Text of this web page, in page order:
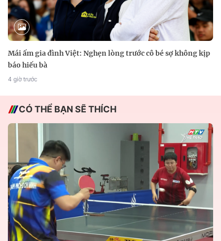
Mái ấm gia đình Việt: Nghẹn lòng trước cô bé sợ không kịp
báo hiếu bà
4 giờ trước
CÓ THỂ BẠN SẼ THÍCH